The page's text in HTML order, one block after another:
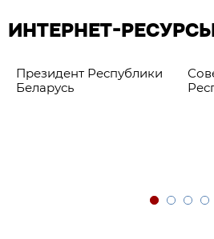
ИНТЕРНЕТ-
Президент Республики
Беларусь